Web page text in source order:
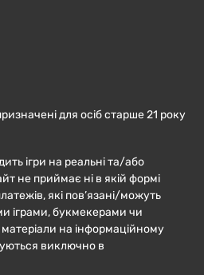
для осіб старше 21 року
ігри на реальні та/або
не приймає ні в якій формі
які пов’язані/можуть
іграми, букмекерами чи
на інформаційному
виключно в